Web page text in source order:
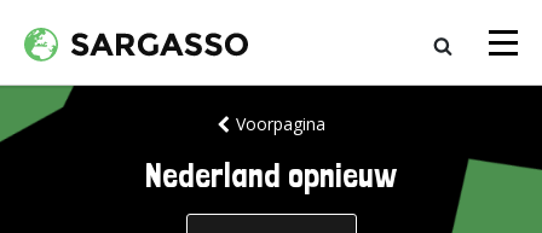
Voorpagina
Nederland opnieuw